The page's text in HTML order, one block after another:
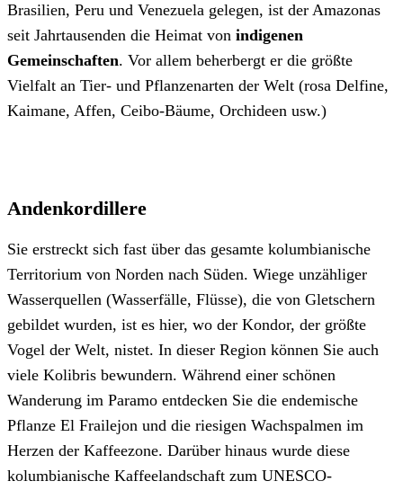
Brasilien, Peru und Venezuela gelegen, ist der Amazonas
seit Jahrtausenden die Heimat von indigenen
Gemeinschaften. Vor allem beherbergt er die größte
Vielfalt an Tier- und Pflanzenarten der Welt (rosa Delfine,
Kaimane, Affen, Ceibo-Bäume, Orchideen usw.)
Andenkordillere
Sie erstreckt sich fast über das gesamte kolumbianische
Territorium von Norden nach Süden. Wiege unzähliger
Wasserquellen (Wasserfälle, Flüsse), die von Gletschern
gebildet wurden, ist es hier, wo der Kondor, der größte
Vogel der Welt, nistet. In dieser Region können Sie auch
viele Kolibris bewundern. Während einer schönen
Wanderung im Paramo entdecken Sie die endemische
Pflanze El Frailejon und die riesigen Wachspalmen im
Herzen der Kaffeezone. Darüber hinaus wurde diese
kolumbianische Kaffeelandschaft zum UNESCO-